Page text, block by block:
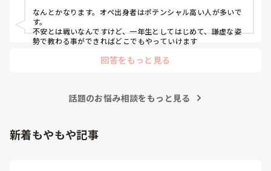
合診療科, 救急科, 超急性期, ICU, CCU, HCU, その他の科, ママナー
ス, 外来, 神経内科, 脳神経外科, NICU, 消化器外科, 一般病院, 慢性
なんとかなります。オペ出身者はポテンシャル高い人が多いで
す。
不安とは戦いなんですけど、一年生としてはじめて、謙虚な姿
勢で教わる事ができればどこでもやっていけます
回答をもっと見る
話題のお悩み相談をもっと見る
新着もやもや記事